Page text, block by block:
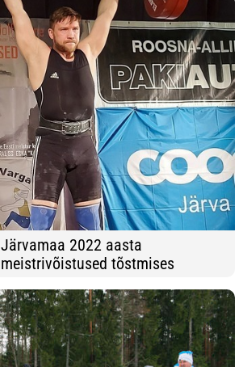
Järvamaa 2022 aasta
meistrivõistused tõstmises